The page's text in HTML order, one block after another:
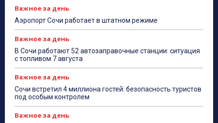
Важное за день
Аэропорт Сочи работает в штатном режиме
Важное за день
В Сочи работают 52 автозаправочные станции: ситуация
с топливом 7 августа
Важное за день
Сочи встретил 4 миллиона гостей: безопасность туристов
под особым контролем
Важное за день